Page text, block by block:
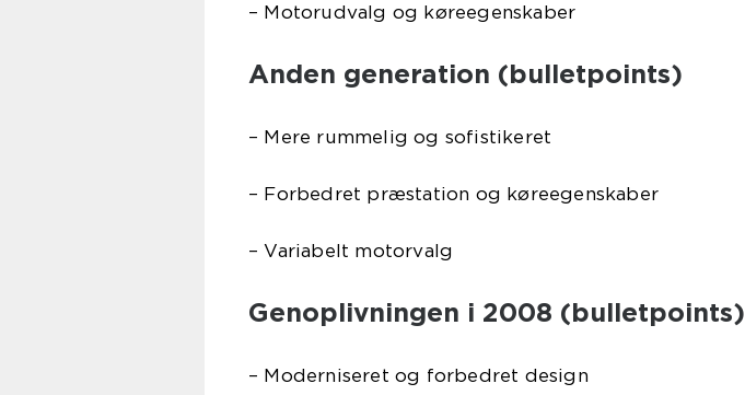
– Motorudvalg og køreegenskaber
Anden generation (bulletpoints)
– Mere rummelig og sofistikeret
– Forbedret præstation og køreegenskaber
– Variabelt motorvalg
Genoplivningen i 2008 (bulletpoints)
– Moderniseret og forbedret design